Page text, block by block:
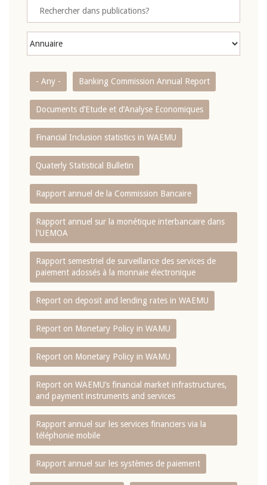
- Any - Banking Commission Annual Report
Documents d’Etude et d’Analyse Economiques
Financial Inclusion statistics in WAEMU
Quaterly Statistical Bulletin
Rapport annuel de la Commission Bancaire
Rapport annuel sur la monétique interbancaire dans
l'UEMOA
Rapport semestriel de surveillance des services de
paiement adossés à la monnaie électronique
Report on deposit and lending rates in WAEMU
Report on Monetary Policy in WAMU
Report on Monetary Policy in WAMU
Report on WAEMU’s financial market infrastructures,
and payment instruments and services
Rapport annuel sur les services financiers via la
téléphonie mobile
Rapport annuel sur les systèmes de paiement